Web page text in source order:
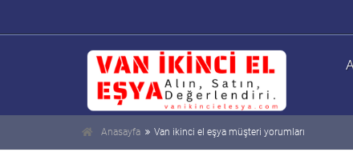
Anasayfa Van ikinci el eşya müşteri yorumları